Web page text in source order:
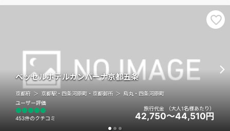
ベッセルホテルカンパーナ京都五条
京都府 京都駅・四条河原町・京都御所 烏丸・四条河原町
ユーザー評価
453件のクチコミ
旅行代金 （大人1名様あたり）
42,750～44,510 円